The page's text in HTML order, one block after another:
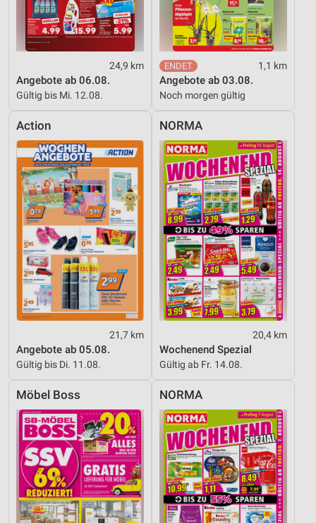
24,9 km
Angebote ab 06.08.
Gültig bis Mi. 12.08.
1,1 km
Angebote ab 03.08.
Noch morgen gültig
Action
21,7 km
Angebote ab 05.08.
Gültig bis Di. 11.08.
NORMA
20,4 km
Wochenend Spezial
Gültig ab Fr. 14.08.
Möbel Boss NORMA